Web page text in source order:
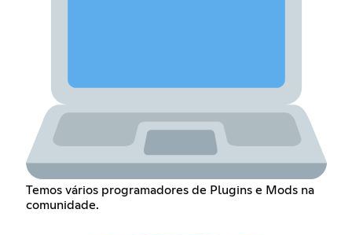
Temos vários programadores de Plugins e Mods na
comunidade.